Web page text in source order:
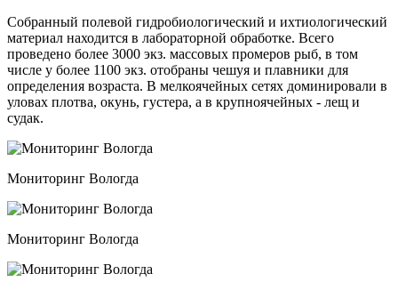
Собранный полевой гидробиологический и ихтиологический
материал находится в лабораторной обработке. Всего
проведено более 3000 экз. массовых промеров рыб, в том
числе у более 1100 экз. отобраны чешуя и плавники для
определения возраста. В мелкоячейных сетях доминировали в
уловах плотва, окунь, густера, а в крупноячейных - лещ и
судак.
Мониторинг Вологда
Мониторинг Вологда